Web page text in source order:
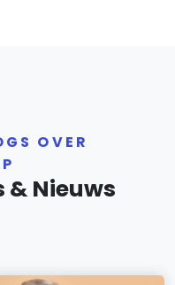
OVER
& Nieuws